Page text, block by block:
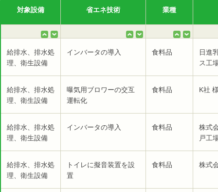
対象設備 省エネ技術 業種
給排水、排水処
理、衛生設備
インバータの導入 食料品
日進
ス工
給排水、排水処
理、衛生設備
曝気用ブロワーの交互
運転化
食料品 K社
給排水、排水処
理、衛生設備
インバータの導入 食料品
株式
戸工
給排水、排水処
理、衛生設備
トイレに擬音装置を設
置
食料品 株式